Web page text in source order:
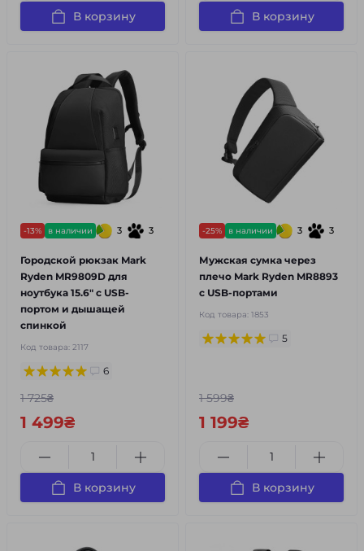
В корзину В корзину
-13% в наличии 3 3
Городской рюкзак Mark
Ryden MR9809D для
ноутбука 15.6" с USB-
портом и дышащей
спинкой
Код товара: 2117
6
1 725₴
1 499₴
В корзину
-25% в наличии 3 3
Мужская сумка через
плечо Mark Ryden MR8893
с USB-портами
Код товара: 1853
5
1 599₴
1 199₴
В корзину